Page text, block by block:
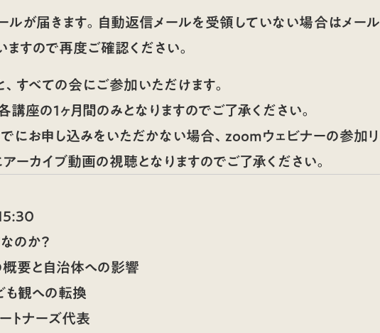
が届きます。自動返信メールを受領していない場合はメール
すので再度ご確認ください。
すべての会にご参加いただけます。
座の1ヶ月間のみとなりますのでご了承ください。
にお申し込みをいただかない場合、zoomウェビナーの参加リ
ーカイブ動画の視聴となりますのでご了承ください。
のか？
概要と自治体への影響
も観への転換
トナーズ代表